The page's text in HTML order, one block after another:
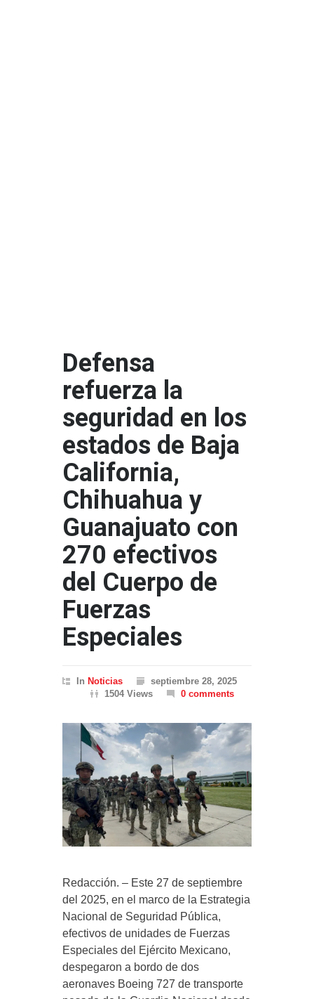
Defensa
refuerza la
seguridad en los
estados de Baja
California,
Chihuahua y
Guanajuato con
270 efectivos
del Cuerpo de
Fuerzas
Especiales
In Noticias
septiembre 28, 2025
1504 Views
0 comments
Redacción. – Este 27 de septiembre
del 2025, en el marco de la Estrategia
Nacional de Seguridad Pública,
efectivos de unidades de Fuerzas
Especiales del Ejército Mexicano,
despegaron a bordo de dos
aeronaves Boeing 727 de transporte